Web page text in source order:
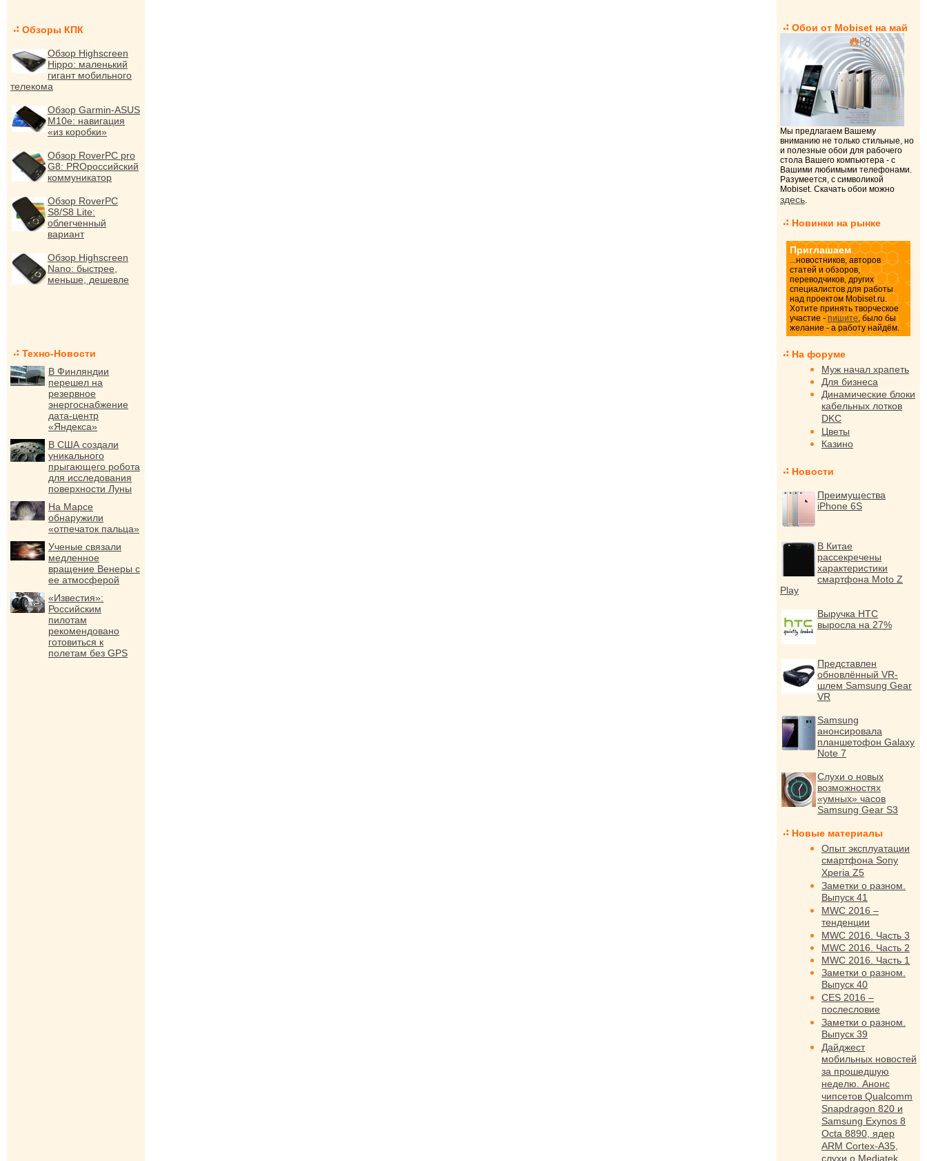
Обзоры КПК
Обзор Highscreen
Hippo: маленький
гигант мобильного
телекома
Обзор Garmin-ASUS
M10e: навигация
«из коробки»
Обзор RoverPC pro
G8: PROроссийский
коммуникатор
Обзор RoverPC
S8/S8 Lite:
облегченный
вариант
Обзор Highscreen
Nano: быстрее,
меньше, дешевле
Техно-Новости
В Финляндии
перешел на
резервное
энергоснабжение
дата-центр
«Яндекса»
В США создали
уникального
прыгающего робота
для исследования
поверхности Луны
На Марсе
обнаружили
«отпечаток пальца»
Ученые связали
медленное
вращение Венеры с
ее атмосферой
«Известия»:
Российским
пилотам
рекомендовано
готовиться к
полетам без GPS
Обои от Mobiset на май
Мы предлагаем Вашему
вниманию не только стильные, но
и полезные обои для рабочего
стола Вашего компьютера - с
Вашими любимыми телефонами.
Разумеется, с символикой
Mobiset. Скачать обои можно
здесь.
Новинки на рынке
Приглашаем
...новостников, авторов
статей и обзоров,
переводчиков, других
специалистов для работы
над проектом Mobiset.ru.
Хотите принять творческое
участие - пишите, было бы
желание - а работу найдём.
На форуме
Муж начал храпеть
Для бизнеса
Динамические блоки
кабельных лотков
DKC
Цветы
Казино
Новости
Преимущества
iPhone 6S
В Китае
рассекречены
характеристики
смартфона Moto Z
Play
Выручка HTC
выросла на 27%
Представлен
обновлённый VR-
шлем Samsung Gear
VR
Samsung
анонсировала
планшетофон Galaxy
Note 7
Слухи о новых
возможностях
«умных» часов
Samsung Gear S3
Новые материалы
Опыт эксплуатации
смартфона Sony
Xperia Z5
Заметки о разном.
Выпуск 41
MWC 2016 –
тенденции
MWC 2016. Часть 3
MWC 2016. Часть 2
MWC 2016. Часть 1
Заметки о разном.
Выпуск 40
CES 2016 –
послесловие
Заметки о разном.
Выпуск 39
Дайджест
мобильных новостей
за прошедшую
неделю. Анонс
чипсетов Qualcomm
Snapdragon 820 и
Samsung Exynos 8
Octa 8890, ядер
ARM Cortex-A35,
слухи о Mediatek